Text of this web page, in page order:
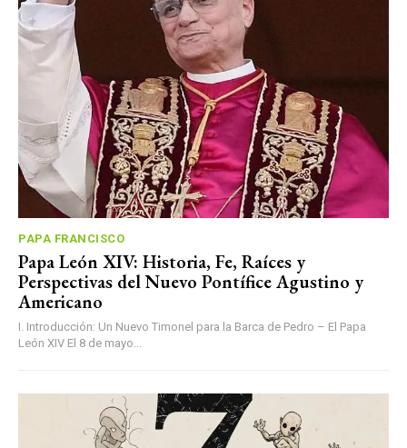
PAPA FRANCISCO
Papa León XIV: Historia, Fe, Raíces y
Perspectivas del Nuevo Pontífice Agustino y
Americano
I. Introducción: Un Nuevo Timonel para la Barca de Pedro – El Papa
León XIV El 8 de mayo...